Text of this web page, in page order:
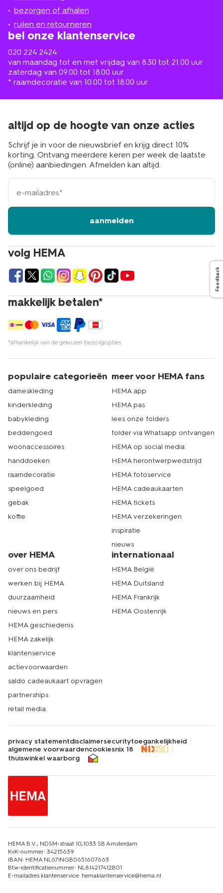
Feedback
bezorgen of afhalen
ruilen en retourneren
bel onze klantenservice
020 224 2424
van maandag tot en met vrijdag van 8.30 tot 21.00 uur
zaterdag van 09.00 tot 18.00 uur
* raamdecoratie van 10.00 tot 18.00 uur
de
buurt
volg HEMA
makkelijk betalen*
*afhankelijk van de gekozen bezorgopties
altijd op de hoogte van onze acties
Schrijf je in voor de nieuwsbrief en krijg direct 10%
korting. Ontvang meerdere keren per week de laatste
(online) aanbiedingen. Afmelden kan altijd.
e-
mailadres
aanmelden
populaire categorieën
dameskleding
kinderkleding
babykleding
beddengoed
woonaccessoires
handdoeken
raamdecoratie
speelgoed
gebak
koffie
meer voor HEMA fans
HEMA app
HEMA pas
lees onze folders
folder via Whatsapp ontvangen
HEMA op social media
HEMA herontwerpwedstrijd
HEMA fotoservice
HEMA cadeaukaarten
HEMA tickets
HEMA verzekeringen
inspiratie
nieuws
over HEMA
over ons bedrijf
werken bij HEMA
duurzaamheid
nieuws en pers
HEMA geschiedenis
HEMA zakelijk
klantenservice
actievoorwaarden
saldo cadeaukaart opvragen
partnerships
retail media
internationaal
HEMA België
HEMA Duitsland
HEMA Frankrijk
HEMA Oostenrijk
privacy statementdisclaimersecuritytoegankelijkheid
algemene voorwaardencookiesnix 18
thuiswinkel waarborg
HEMA B.V., NDSM-straat 10,1033 SB Amsterdam
KvK-nummer: 34215639
IBAN: HEMA NL67INGB0651607663
Btw-identificatienummer: NL814217412B01
E-mailadres klantenservice: hemaklantenservice@hema.nl